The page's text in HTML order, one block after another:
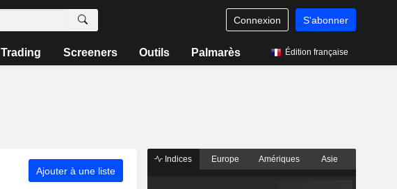
Connexion S'abonner
Trading Screeners Outils Palmarès Édition française
Ajouter à une liste
Indices Europe Amériques Asie